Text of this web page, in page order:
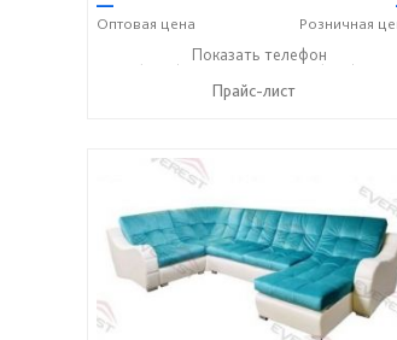
Оптовая цена Розничная
+7 (3812) 90-27-89 ☎+7 (800) 600-
Показать телефон
Прайс-лист